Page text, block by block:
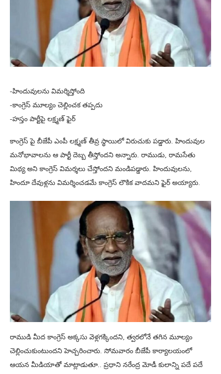
-హిందువులను విమర్శిస్తోంది
-కాంగ్రెస్ మూల్యం చెల్లించక తప్పదు
-హస్తం పార్టీపై లక్ష్మణ్ ఫైర్
కాంగ్రెస్ పై బీజేపీ ఎంపీ లక్ష్మణ్ తీవ్ర స్థాయిలో విరుచుకు పడ్డారు. హిందువుల
మనోభావాలను ఆ పార్టీ దెబ్బ తీస్తోందని అన్నారు. రాముడు, రామసేతు
మిథ్య అని కాంగ్రెస్ విమర్శలు చేస్తోందని మండిపడ్డారు. హిందువులను,
హిందూ దేవుళ్లను విమర్శించడమే కాంగ్రెస్ లౌకిక వాదమని ఫైర్ అయ్యారు.
రాముడి మీద కాంగ్రెస్ అక్కసు వెళ్లగక్కిందని, త్వరలోనే తగిన మూల్యం
చెల్లించుకుంటుందని హెచ్చరించారు. సోమవారం బీజేపీ కార్యాలయంలో
ఆయన మీడియాతో మాట్లాడుతూ.. ప్రధాని నరేంద్ర మోడీ కులాన్ని పదే పదే